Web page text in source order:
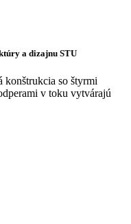
a dizajnu STU
konštrukcia so štyrmi
v toku vytvárajú